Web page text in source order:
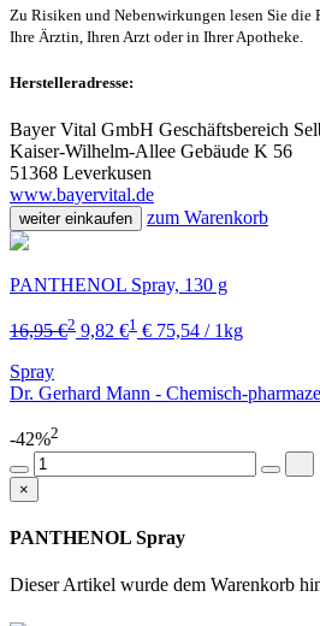
Zu Risiken und Nebenwirkungen lesen Sie die
Ihre Ärztin, Ihren Arzt oder in Ihrer Apotheke.
Herstelleradresse:
Bayer Vital GmbH Geschäftsbereich
Kaiser-Wilhelm-Allee Gebäude K 56
51368 Leverkusen
www.bayervital.de
weiter einkaufen zum Warenkorb
PANTHENOL Spray, 130 g
16,95 €2 9,82 €1 € 75,54 / 1kg
Spray
Dr. Gerhard Mann - Chemisch-
-42%2
×
PANTHENOL Spray
Dieser Artikel wurde dem Warenkorb